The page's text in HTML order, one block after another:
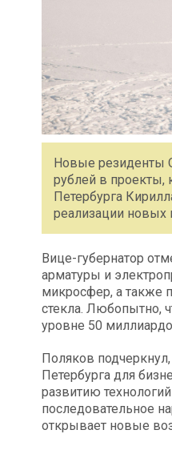
Новые резиденты
рублей в проекты,
Петербурга
реализации новых
Вице-губернатор
арматуры и
микросфер, а также
стекла. Любопытно,
уровне 50
Поляков
Петербурга для
развитию
последовательное
открывает новые